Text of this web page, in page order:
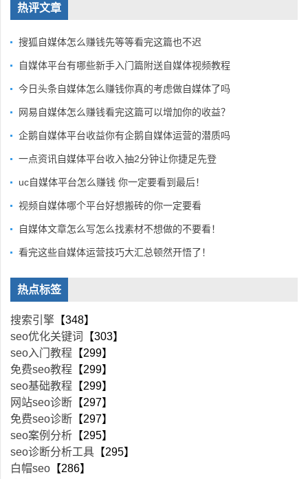
热评文章
搜狐自媒体怎么赚钱先等等看完这篇也不迟
自媒体平台有哪些新手入门篇附送自媒体视频教程
今日头条自媒体怎么赚钱你真的考虑做自媒体了吗
网易自媒体怎么赚钱看完这篇可以增加你的收益？
企鹅自媒体平台收益你有企鹅自媒体运营的潜质吗
一点资讯自媒体平台收入抽2分钟让你捷足先登
uc自媒体平台怎么赚钱 你一定要看到最后！
视频自媒体哪个平台好想搬砖的你一定要看
自媒体文章怎么写怎么找素材不想做的不要看！
看完这些自媒体运营技巧大汇总顿然开悟了！
热点标签
搜索引擎 【348】
seo优化关键词
【303】
seo入门教程 【299】
免费seo教程 【299】
seo基础教程 【299】
网站seo诊断 【297】
免费seo诊断 【297】
seo案例分析 【295】
seo诊断分析工具 【295】
白帽seo 【286】